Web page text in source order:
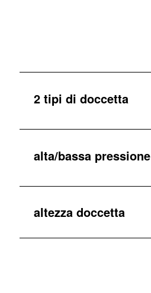
2 tipi di doccetta
alta/bassa pressione
altezza doccetta